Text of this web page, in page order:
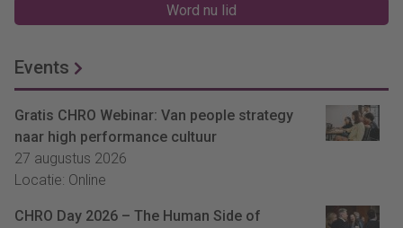
Word nu lid
Events
Gratis CHRO Webinar: Van people strategy
naar high performance cultuur
27 augustus 2026
Locatie: Online
CHRO Day 2026 – The Human Side of